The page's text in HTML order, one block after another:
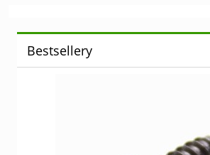
Bestsellery